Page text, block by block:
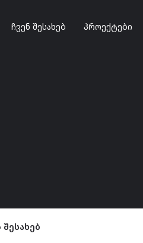
ჩვენ შესახებ პროექტები